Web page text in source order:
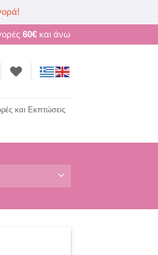
60€ και άνω
και Εκπτώσεις